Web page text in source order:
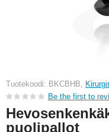
Tuotekoodi: BKCBHB,
Be the first to
puolipallot